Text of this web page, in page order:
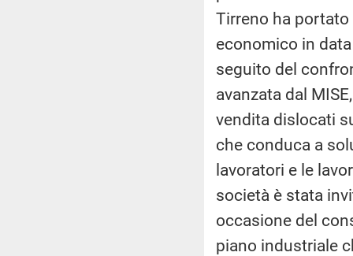
Tirreno ha
economico in
seguito del
avanzata dal
vendita dislocati
che conduca a
lavoratori e le
società è stata
occasione del
piano industriale